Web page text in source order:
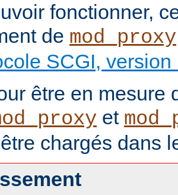
fonctionner,
de mod_proxy
SCGI, version
être en mesure
et
chargés dans